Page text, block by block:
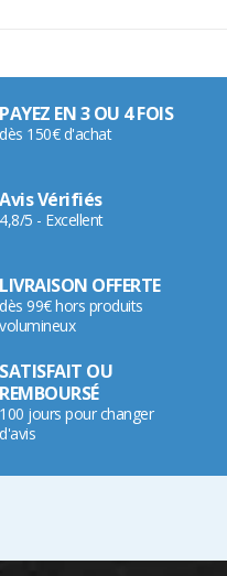
PAYEZ EN 3 OU 4 FOIS
dès 150€ d'achat
Avis Vérifiés
4,8/5 - Excellent
LIVRAISON OFFERTE
dès 99€ hors produits
volumineux
SATISFAIT OU
REMBOURSÉ
100 jours pour changer
d'avis